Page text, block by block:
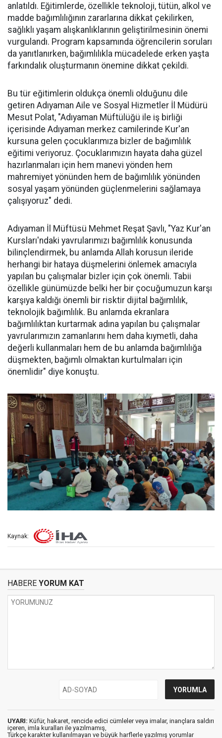
anlatıldı. Eğitimlerde, özellikle teknoloji, tütün, alkol ve
madde bağımlılığının zararlarına dikkat çekilirken,
sağlıklı yaşam alışkanlıklarının geliştirilmesinin önemi
vurgulandı. Program kapsamında öğrencilerin soruları
da yanıtlanırken, bağımlılıkla mücadelede erken yaşta
farkındalık oluşturmanın önemine dikkat çekildi.
Bu tür eğitimlerin oldukça önemli olduğunu dile
getiren Adıyaman Aile ve Sosyal Hizmetler İl Müdürü
Mesut Polat, "Adıyaman Müftülüğü ile iş birliği
içerisinde Adıyaman merkez camilerinde Kur'an
kursuna gelen çocuklarımıza bizler de bağımlılık
eğitimi veriyoruz. Çocuklarımızın hayata daha güzel
hazırlanmaları için hem manevi yönden hem
mahremiyet yönünden hem de bağımlılık yönünden
sosyal yaşam yönünden güçlenmelerini sağlamaya
çalışıyoruz" dedi.
Adıyaman İl Müftüsü Mehmet Reşat Şavlı, "Yaz Kur'an
Kursları'ndaki yavrularımızı bağımlılık konusunda
bilinçlendirmek, bu anlamda Allah korusun ileride
herhangi bir hataya düşmelerini önlemek amacıyla
yapılan bu çalışmalar bizler için çok önemli. Tabii
özellikle günümüzde belki her bir çocuğumuzun karşı
karşıya kaldığı önemli bir risktir dijital bağımlılık,
teknolojik bağımlılık. Bu anlamda ekranlara
bağımlılıktan kurtarmak adına yapılan bu çalışmalar
yavrularımızın zamanlarını hem daha kıymetli, daha
değerli kullanmaları hem de bu anlamda bağımlılığa
düşmekten, bağımlı olmaktan kurtulmaları için
önemlidir" diye konuştu.
Kaynak:
HABERE YORUM KAT
UYARI: Küfür, hakaret, rencide edici cümleler veya imalar, inançlara saldırı
içeren, imla kuralları ile yazılmamış,
Türkçe karakter kullanılmayan ve büyük harflerle yazılmış yorumlar